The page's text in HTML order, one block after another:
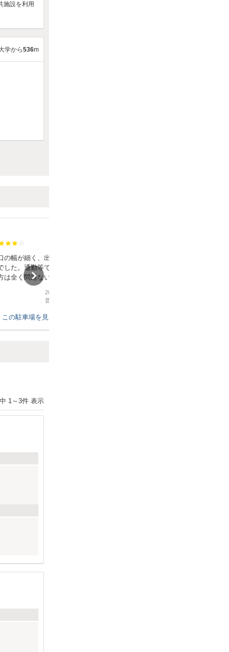
施設を利用
学から536m
の幅が細く、出る時切り
した。通勤等で普段から
は全く問題ないと思いま
外の場合は難しいのでは
2026年7月18日
普通車
この駐車場を見る
1 ～ 3件 表示